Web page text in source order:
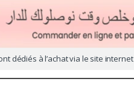
dédiés à l’achat via le site internet